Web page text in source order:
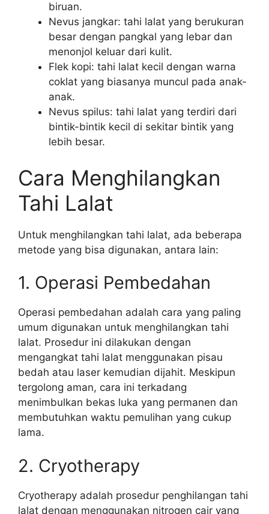
biruan.
Nevus jangkar: tahi lalat yang berukuran
besar dengan pangkal yang lebar dan
menonjol keluar dari kulit.
Flek kopi: tahi lalat kecil dengan warna
coklat yang biasanya muncul pada anak-
anak.
Nevus spilus: tahi lalat yang terdiri dari
bintik-bintik kecil di sekitar bintik yang
lebih besar.
Cara Menghilangkan
Tahi Lalat
Untuk menghilangkan tahi lalat, ada beberapa
metode yang bisa digunakan, antara lain:
1. Operasi Pembedahan
Operasi pembedahan adalah cara yang paling
umum digunakan untuk menghilangkan tahi
lalat. Prosedur ini dilakukan dengan
mengangkat tahi lalat menggunakan pisau
bedah atau laser kemudian dijahit. Meskipun
tergolong aman, cara ini terkadang
menimbulkan bekas luka yang permanen dan
membutuhkan waktu pemulihan yang cukup
lama.
2. Cryotherapy
Cryotherapy adalah prosedur penghilangan tahi
lalat dengan menggunakan nitrogen cair yang